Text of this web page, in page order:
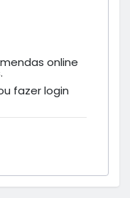
online
fazer login